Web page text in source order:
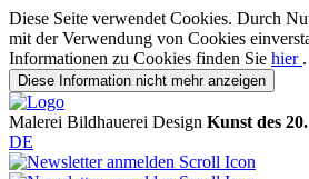
Diese Seite verwendet Cookies. Durch
mit der Verwendung von Cookies
Informationen zu Cookies finden Sie hier .
Diese Information nicht mehr anzeigen
Malerei Bildhauerei Design Kunst des
DE